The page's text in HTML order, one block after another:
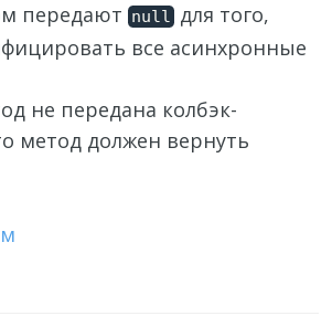
передают null для того,
все асинхронные
не передана колбэк-
метод должен вернуть